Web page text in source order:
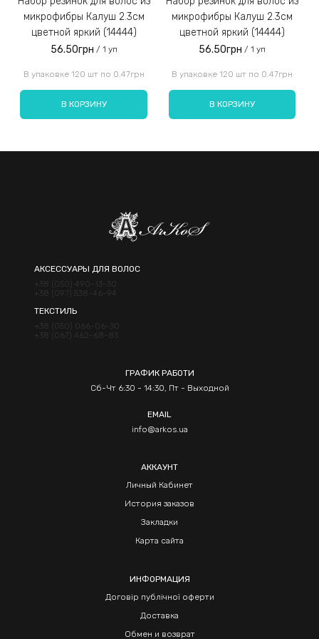
микрофибры Калуш 2.3см
цветной яркий (14444)
56.50грн / 1 уп
В упаковке 120 шт по 0.47грн
В КОРЗИНУ
микрофибры Калуш 2.3см
цветной яркий (14444)
56.50грн / 1 уп
В упаковке 120 шт по 0.47грн
В КОРЗИНУ
АКСЕССУАРЫ ДЛЯ ВОЛОС
+38 (050) 490-13-30
+38 (097) 538-46-94
ТЕКСТИЛЬ
+38 (050) 066-06-30
+38 (067) 462-68-83
ГРАФИК РАБОТИ
Сб-Чт 6:30 - 14:30, Пт - Выходной
EMAIL
info@arkos.ua
АККАУНТ
Личный Кабинет
История заказов
Закладки
Карта сайта
ИНФОРМАЦИЯ
Договір публічної оферти
Доставка
Обмен и возврат